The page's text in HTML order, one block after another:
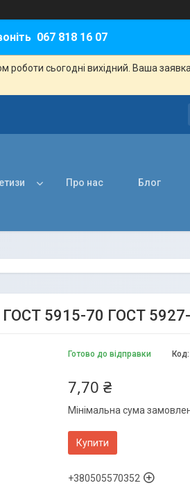
067 818 16 07
роботи сьогодні вихідний. Ваша
Про нас Блог
ГОСТ 5915-70 ГОСТ
Готово до відправки Код:
7,70 ₴
Мінімальна сума
Купити
+380505570352